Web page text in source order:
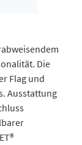
Die
Flag und
Ausstattung